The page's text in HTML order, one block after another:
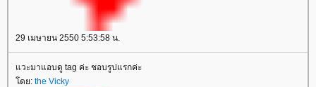
29 เมษายน 2550 5:53:58 น.
วะมาแอบดู tag ค่ะ ชอบรูปแรกค่ะ
ดย: the Vicky